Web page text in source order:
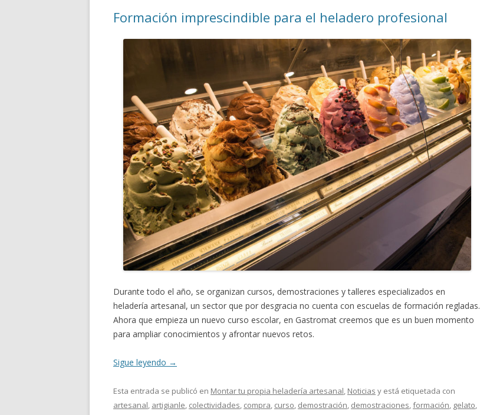
Formación imprescindible para el heladero profesional
Durante todo el año, se organizan cursos, demostraciones y talleres especializados en
heladería artesanal, un sector que por desgracia no cuenta con escuelas de formación regladas.
Ahora que empieza un nuevo curso escolar, en Gastromat creemos que es un buen momento
para ampliar conocimientos y afrontar nuevos retos.
Sigue leyendo →
Esta entrada se publicó en Montar tu propia heladería artesanal, Noticias y está etiquetada con
artesanal, artigianle, colectividades, compra, curso, demostración, demostraciones,formación, gelato,